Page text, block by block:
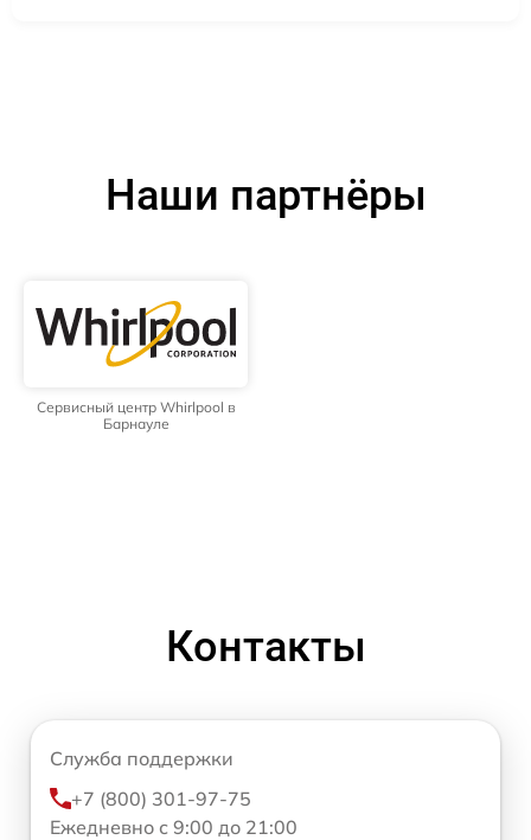
Наши партнёры
Сервисный центр Whirlpool в
Барнауле
Контакты
Служба поддержки
+7 (800) 301-97-75
Ежедневно с 9:00 до 21:00